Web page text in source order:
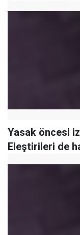
Yasak öncesi
Eleştirileri de